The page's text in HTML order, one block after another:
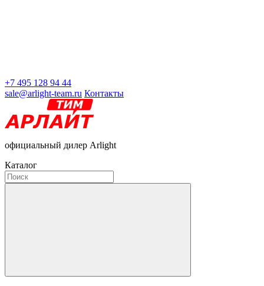
+7 495 128 94 44
sale@arlight-team.ru Контакты
официальный дилер Arlight
Каталог